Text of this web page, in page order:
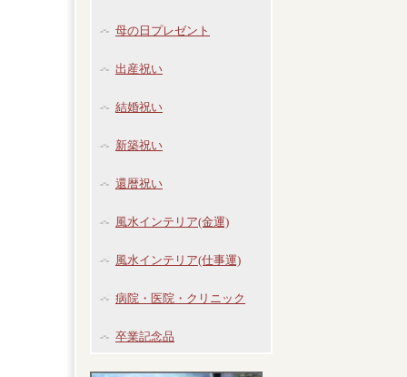
母の日プレゼント
出産祝い
結婚祝い
新築祝い
還暦祝い
風水インテリア(金運)
風水インテリア(仕事運)
病院・医院・クリニック
卒業記念品